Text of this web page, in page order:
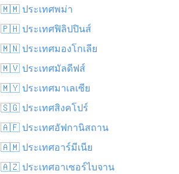
🇲🇲 ประเทศพม่า
🇵🇭 ประเทศฟิลิปปินส์
🇲🇳 ประเทศมองโกเลีย
🇲🇻 ประเทศมัลดีฟส์
🇲🇾 ประเทศมาเลเซีย
🇸🇬 ประเทศสิงคโปร์
🇦🇫 ประเทศอัฟกานิสถาน
🇦🇲 ประเทศอาร์มีเนีย
🇦🇿 ประเทศอาเซอร์ไบจาน